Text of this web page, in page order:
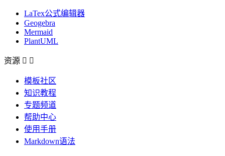
LaTex公式编辑器
Geogebra
Mermaid
PlantUML
资源  
模板社区
知识教程
专题频道
帮助中心
使用手册
Markdown语法